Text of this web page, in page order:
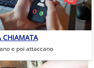
CHIAMATA
e poi attaccano